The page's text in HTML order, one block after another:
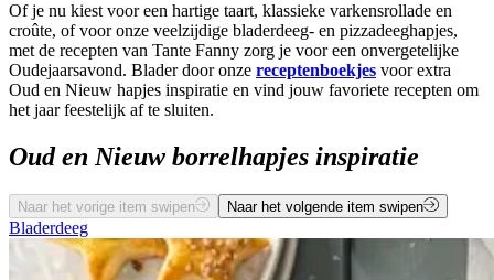
Of je nu kiest voor een hartige taart, klassieke varkensrollade en
croûte, of voor onze veelzijdige bladerdeeg- en pizzadeeghapjes,
met de recepten van Tante Fanny zorg je voor een onvergetelijke
Oudejaarsavond. Blader door onze receptenboekjes voor extra
Oud en Nieuw hapjes inspiratie en vind jouw favoriete recepten om
het jaar feestelijk af te sluiten.
Oud en Nieuw borrelhapjes inspiratie
Naar het vorige item swipen Naar het volgende item swipen
Bladerdeeg